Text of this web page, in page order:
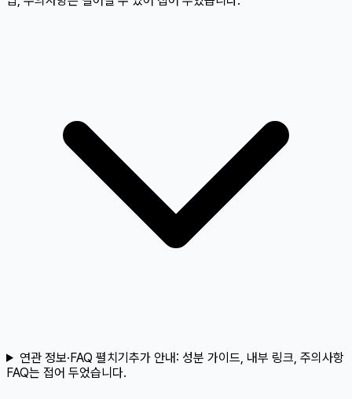
연관 정보·FAQ 펼치기추가 안내: 성분 가이드, 내부 링크, 주의사항
FAQ는 접어 두었습니다.